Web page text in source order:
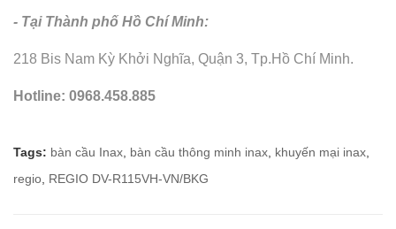
- Tại Thành phố Hồ Chí Minh:
218 Bis Nam Kỳ Khởi Nghĩa, Quận 3, Tp.Hồ Chí Minh.
Hotline: 0968.458.885
Tags: bàn cầu Inax bàn cầu thông minh inax khuyến mại inax
regio REGIO DV-R115VH-VN/BKG